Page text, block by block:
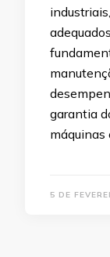
garantia
máquinas
5 DE